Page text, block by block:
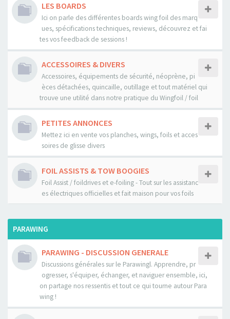
LES BOARDS
Ici on parle des différentes boards wing foil des marq
ues, spécifications techniques, reviews, découvrez et fai
tes vos feedback de sessions !
ACCESSOIRES & DIVERS
Accessoires, équipements de sécurité, néoprène, pi
èces détachées, quincaille, outillage et tout matériel qui
trouve une utilité dans notre pratique du Wingfoil / foil
PETITES ANNONCES
Mettez ici en vente vos planches, wings, foils et acces
soires de glisse divers
FOIL ASSISTS & TOW BOOGIES
Foil Assist / foildrives et e-foiling - Tout sur les assistanc
es électriques officielles et fait maison pour vos foils
PARAWING
PARAWING - DISCUSSION GENERALE
Discussions générales sur le Parawingl. Apprendre, pr
ogresser, s'équiper, échanger, et naviguer ensemble, ici,
on partage nos ressentis et tout ce qui tourne autour Para
wing !